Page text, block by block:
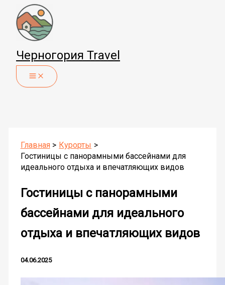
Перейти
содержимому
Черногория Travel
Главная
Курорты
Гостиницы с панорамными бассейнами для
идеального отдыха и впечатляющих видов
Гостиницы с панорамными
бассейнами для идеального
отдыха и впечатляющих видов
04.06.2025